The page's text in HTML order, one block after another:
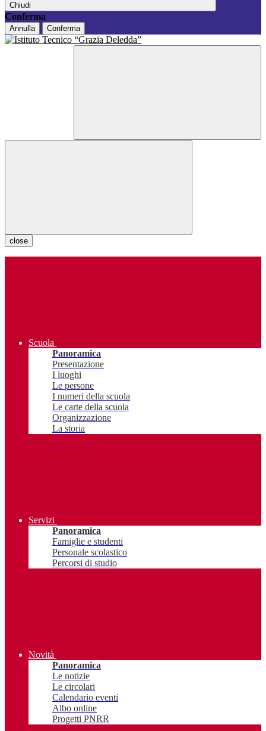
Chiudi
Conferma
Annulla Conferma
close
Scuola
Panoramica
Presentazione
I luoghi
Le persone
I numeri della scuola
Le carte della scuola
Organizzazione
La storia
Servizi
Panoramica
Famiglie e studenti
Personale scolastico
Percorsi di studio
Novità
Panoramica
Le notizie
Le circolari
Calendario eventi
Albo online
Progetti PNRR